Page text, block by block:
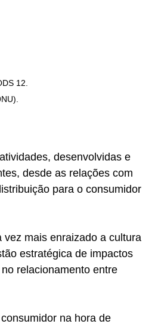
12.
desde as relações com
para o consumidor
mais enraizado a cultura
estratégica de impactos
relacionamento entre
na hora de